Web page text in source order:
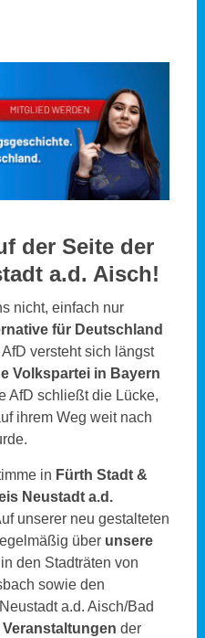
der Seite der
a.d. Aisch!
nicht, einfach nur
für Deutschland
versteht sich längst
Volkspartei in Bayern
AfD schließt die Lücke,
ihrem Weg weit nach
in Fürth Stadt &
Neustadt a.d.
unserer neu gestalteten
über unsere
den Stadträten von
sowie den
a.d. Aisch/Bad
der